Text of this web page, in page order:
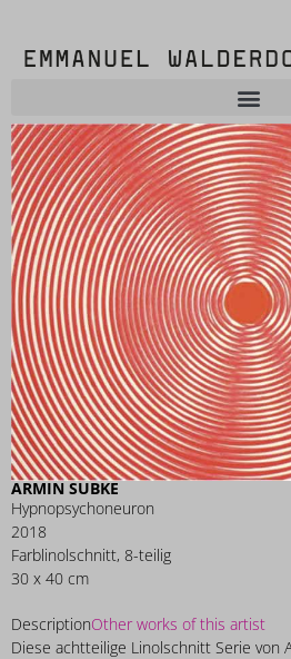
ARMIN SUBKE
Hypnopsychoneuron
2018
Farblinolschnitt, 8-teilig
30 x 40 cm
DescriptionOther works of this artist
Diese achtteilige Linolschnitt Serie von